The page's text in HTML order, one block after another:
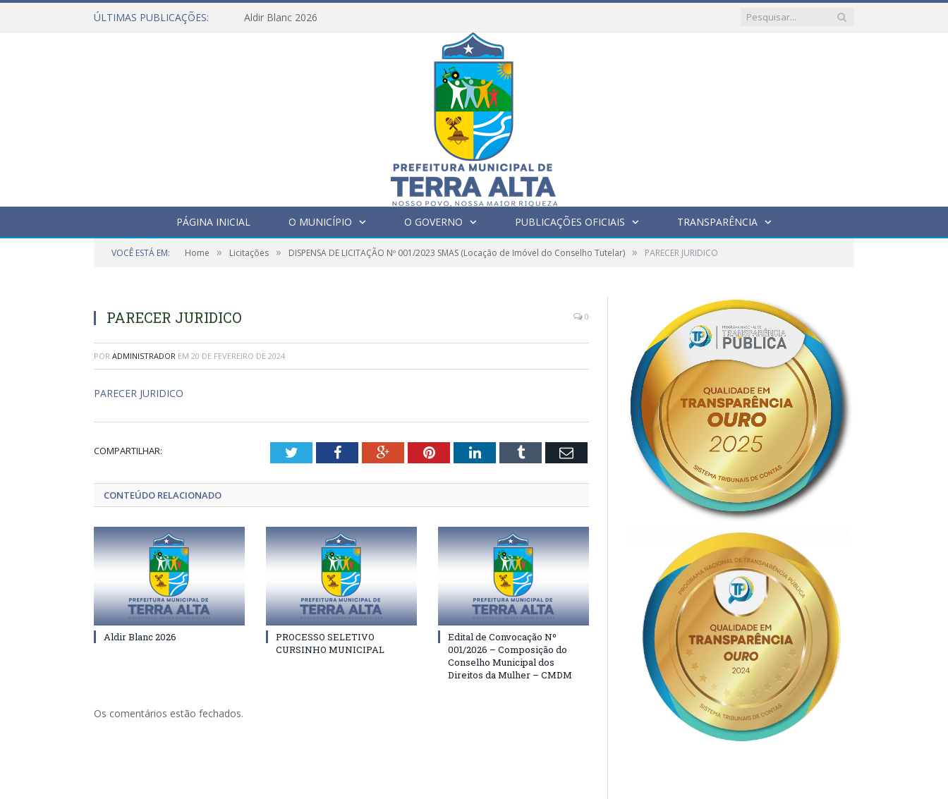
ÚLTIMAS PUBLICAÇÕES: Aldir Blanc 2026
PÁGINA INICIAL O MUNICÍPIO O GOVERNO PUBLICAÇÕES OFICIAIS TRANSPARÊNCIA
VOCÊ ESTÁ EM: Home » Licitações » DISPENSA DE LICITAÇÃO Nº 001/2023 SMAS (Locação de Imóvel do Conselho Tutelar) » PARECER JURIDICO
PARECER JURIDICO 0
POR ADMINISTRADOR EM 20 DE FEVEREIRO DE 2024
PARECER JURIDICO
COMPARTILHAR: TwitterFacebookGoogle+PinterestLinkedInTumblr Email
CONTEÚDO RELACIONADO
Aldir Blanc 2026
PROCESSO SELETIVO
CURSINHO MUNICIPAL
Edital de Convocação Nº
001/2026 – Composição do
Conselho Municipal dos
Direitos da Mulher – CMDM
Os comentários estão fechados.